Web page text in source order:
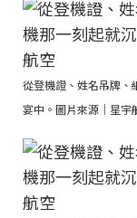
從登機證、姓名吊牌、
宴中。圖片來源｜星宇